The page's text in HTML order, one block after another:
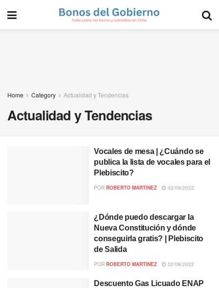
Home Category Actualidad y Tendencias
Actualidad y Tendencias
Vocales de mesa | ¿Cuándo se
publica la lista de vocales para el
Plebiscito?
PORROBERTO MARTINEZ 02/08/2022
¿Dónde puedo descargar la
Nueva Constitución y dónde
conseguirla gratis? | Plebiscito
de Salida
PORROBERTO MARTINEZ 02/08/2022
Descuento Gas Licuado ENAP